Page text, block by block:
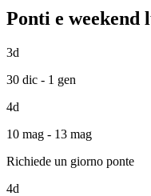
Ponti e weekend
3d
30 dic - 1 gen
4d
10 mag - 13 mag
Richiede un giorno ponte
4d